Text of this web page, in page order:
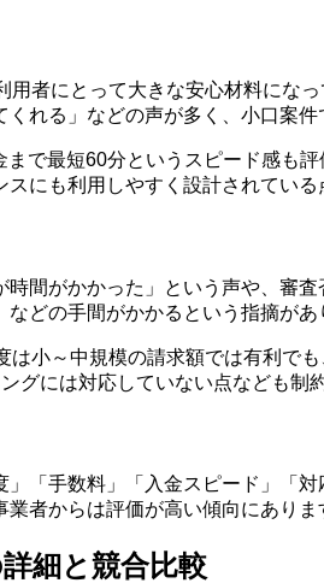
用者にとって大きな安心材料にな
れる」などの声が多く、小口案件
で最短60分というスピード感も
にも利用しやすく設計されている
間がかかった」という声や、審
どの手間がかかるという指摘があ
は小～中規模の請求額では有利で
グには対応していない点なども制
「手数料」「入金スピード」「
者からは評価が高い傾向にありま
細と競合比較